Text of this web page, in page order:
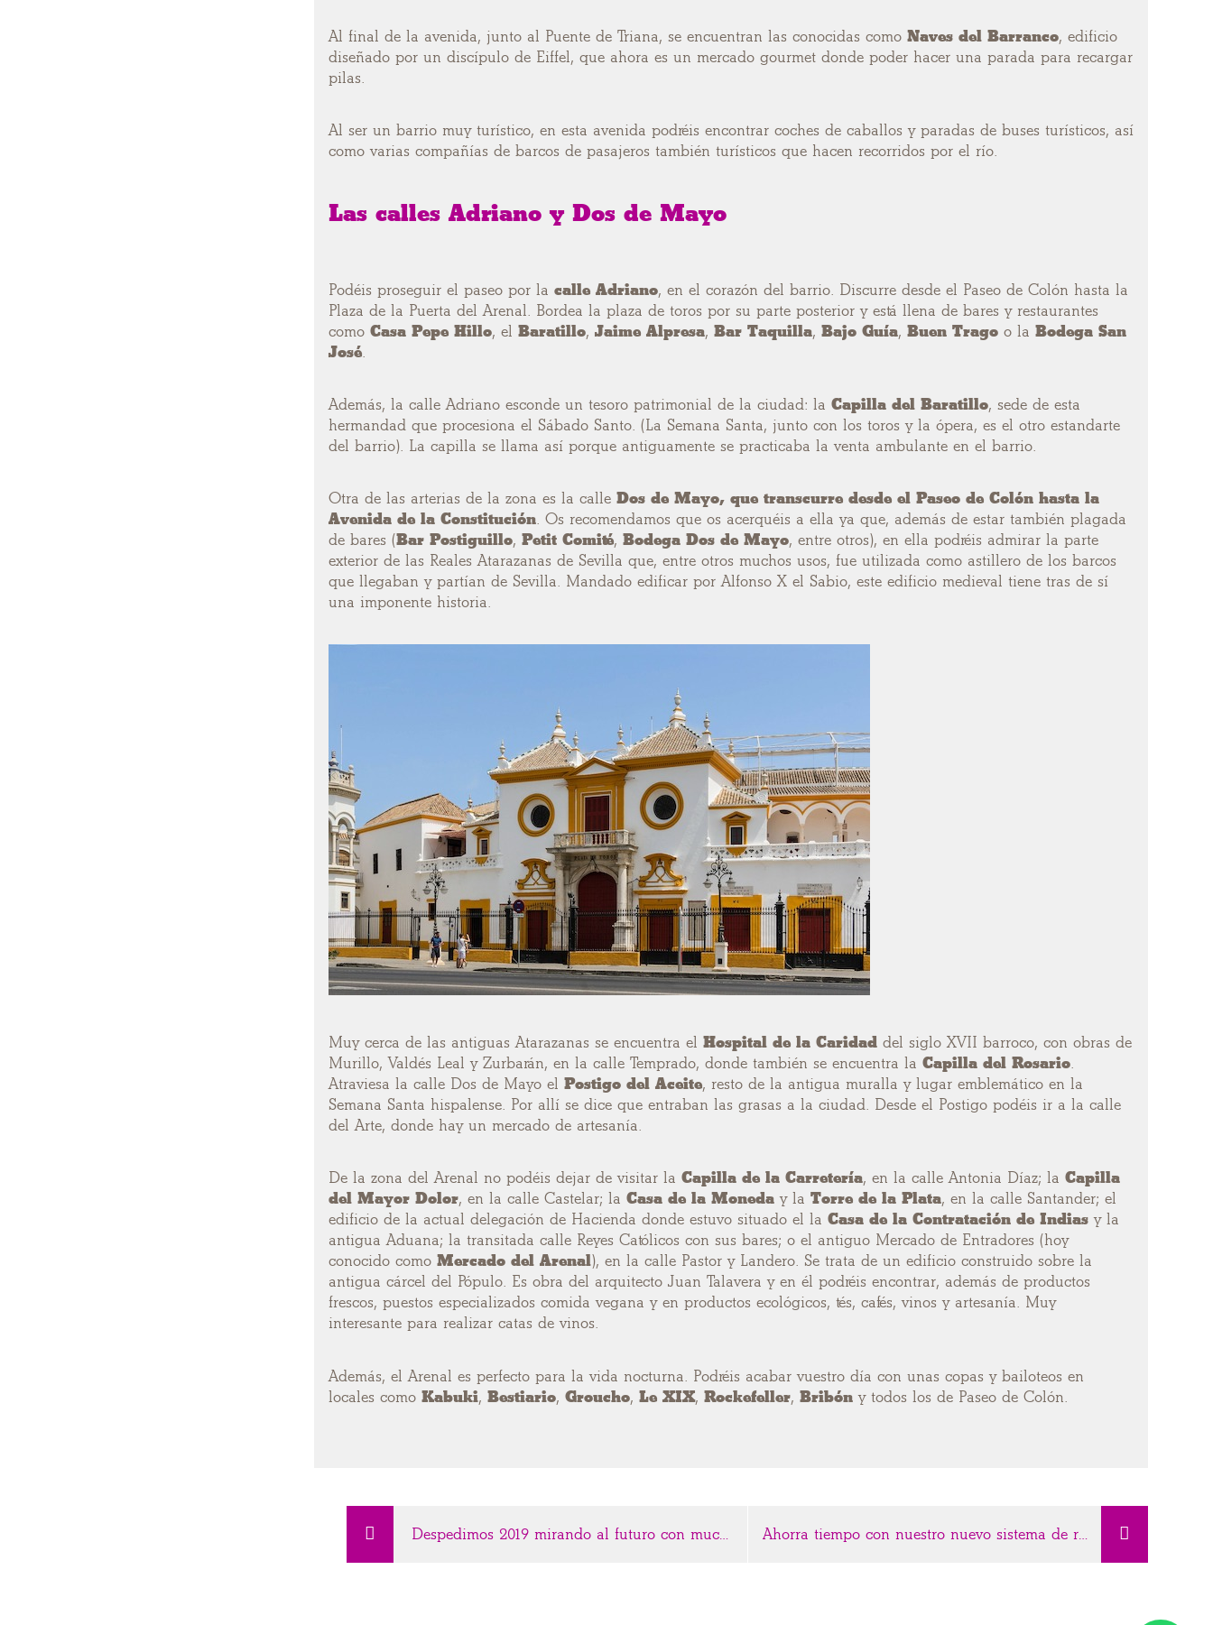
Al final de la avenida, junto al Puente de Triana, se encuentran las conocidas como Naves del Barranco, edificio
diseñado por un discípulo de Eiffel, que ahora es un mercado gourmet donde poder hacer una parada para recargar
pilas.
Al ser un barrio muy turístico, en esta avenida podréis encontrar coches de caballos y paradas de buses turísticos, así
como varias compañías de barcos de pasajeros también turísticos que hacen recorridos por el río.
Las calles Adriano y Dos de Mayo
Podéis proseguir el paseo por la calle Adriano, en el corazón del barrio. Discurre desde el Paseo de Colón hasta la
Plaza de la Puerta del Arenal. Bordea la plaza de toros por su parte posterior y está llena de bares y restaurantes
como Casa Pepe Hillo, el Baratillo, Jaime Alpresa, Bar Taquilla, Bajo Guía, Buen Trago o la Bodega San
José.
Además, la calle Adriano esconde un tesoro patrimonial de la ciudad: la Capilla del Baratillo, sede de esta
hermandad que procesiona el Sábado Santo. (La Semana Santa, junto con los toros y la ópera, es el otro estandarte
del barrio). La capilla se llama así porque antiguamente se practicaba la venta ambulante en el barrio.
Otra de las arterias de la zona es la calle Dos de Mayo, que transcurre desde el Paseo de Colón hasta la
Avenida de la Constitución. Os recomendamos que os acerquéis a ella ya que, además de estar también plagada
de bares (Bar Postiguillo, Petit Comité, Bodega Dos de Mayo, entre otros), en ella podréis admirar la parte
exterior de las Reales Atarazanas de Sevilla que, entre otros muchos usos, fue utilizada como astillero de los barcos
que llegaban y partían de Sevilla. Mandado edificar por Alfonso X el Sabio, este edificio medieval tiene tras de sí
una imponente historia.
Muy cerca de las antiguas Atarazanas se encuentra el Hospital de la Caridad del siglo XVII barroco, con obras de
Murillo, Valdés Leal y Zurbarán, en la calle Temprado, donde también se encuentra la Capilla del Rosario.
Atraviesa la calle Dos de Mayo el Postigo del Aceite, resto de la antigua muralla y lugar emblemático en la
Semana Santa hispalense. Por allí se dice que entraban las grasas a la ciudad. Desde el Postigo podéis ir a la calle
del Arte, donde hay un mercado de artesanía.
De la zona del Arenal no podéis dejar de visitar la Capilla de la Carretería, en la calle Antonia Díaz; la Capilla
del Mayor Dolor, en la calle Castelar; la Casa de la Moneda y la Torre de la Plata, en la calle Santander; el
edificio de la actual delegación de Hacienda donde estuvo situado el la Casa de la Contratación de Indias y la
antigua Aduana; la transitada calle Reyes Católicos con sus bares; o el antiguo Mercado de Entradores (hoy
conocido como Mercado del Arenal), en la calle Pastor y Landero. Se trata de un edificio construido sobre la
antigua cárcel del Pópulo. Es obra del arquitecto Juan Talavera y en él podréis encontrar, además de productos
frescos, puestos especializados comida vegana y en productos ecológicos, tés, cafés, vinos y artesanía. Muy
interesante para realizar catas de vinos.
Además, el Arenal es perfecto para la vida nocturna. Podréis acabar vuestro día con unas copas y bailoteos en
locales como Kabuki, Bestiario, Groucho, Le XIX, Rockefeller, Bribón y todos los de Paseo de Colón.
Despedimos 2019 mirando al futuro con muchos retos por cumplir Ahorra tiempo con nuestro nuevo sistema de registro virtual